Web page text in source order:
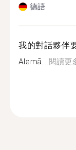
德語
我的對話夥伴
Alemã...閱讀更